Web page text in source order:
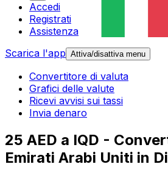
Accedi
Registrati
Assistenza
Scarica l'app Attiva/disattiva menu
Convertitore di valuta
Grafici delle valute
Ricevi avvisi sui tassi
Invia denaro
25 AED a IQD -
Emirati Arabi Uniti in